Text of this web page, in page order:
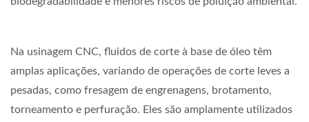
Na usinagem CNC, fluidos de corte à base de óleo têm
amplas aplicações, variando de operações de corte leves a
pesadas, como fresagem de engrenagens, brotamento,
torneamento e perfuração. Eles são amplamente utilizados